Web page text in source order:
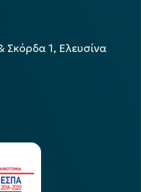
Σκόρδα 1, Ελευσίνα